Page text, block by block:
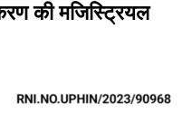
की मजिस्ट्रियल